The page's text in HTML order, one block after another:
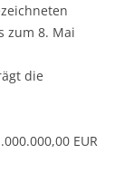
zum 8. Mai
die
EUR